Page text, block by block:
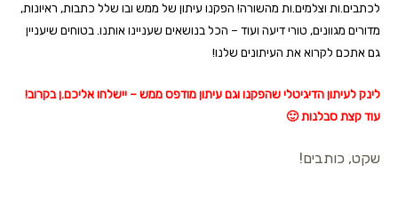
לכתבים.ות וצלמים.ות מהשורה! הפקנו עיתון של ממש ובו שלל כתבות, ראיונות,
מדורים מגוונים, טורי דיעה ועוד – הכל בנושאים שעניינו אותנו. בטוחים שיעניין
גם אתכם לקרוא את העיתונים שלנו!
לינק לעיתון הדיגיטלי שהפקנו וגם עיתון מודפס ממש – יישלחו אליכם.ן בקרוב!
עוד קצת סבלנות 🙂
שקט, כותבים!